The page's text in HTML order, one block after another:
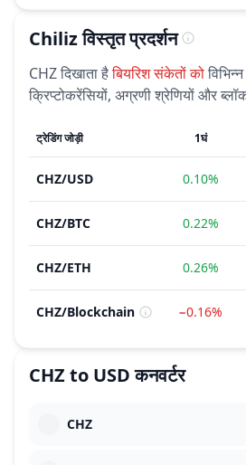
Chilizविस्तृत प्रदर्शन
CHZदिखाता हैबियरिशसंकेतों को
क्रिप्टोकरेंसियों, अग्रणी श्रेणियों और
ट्रेडिंग जोड़ी 1घं
CHZ/USD 0.10%
CHZ/BTC 0.22%
CHZ/ETH 0.26%
CHZ/Blockchain −0.16%
CHZ to USD कनवर्टर
CHZ